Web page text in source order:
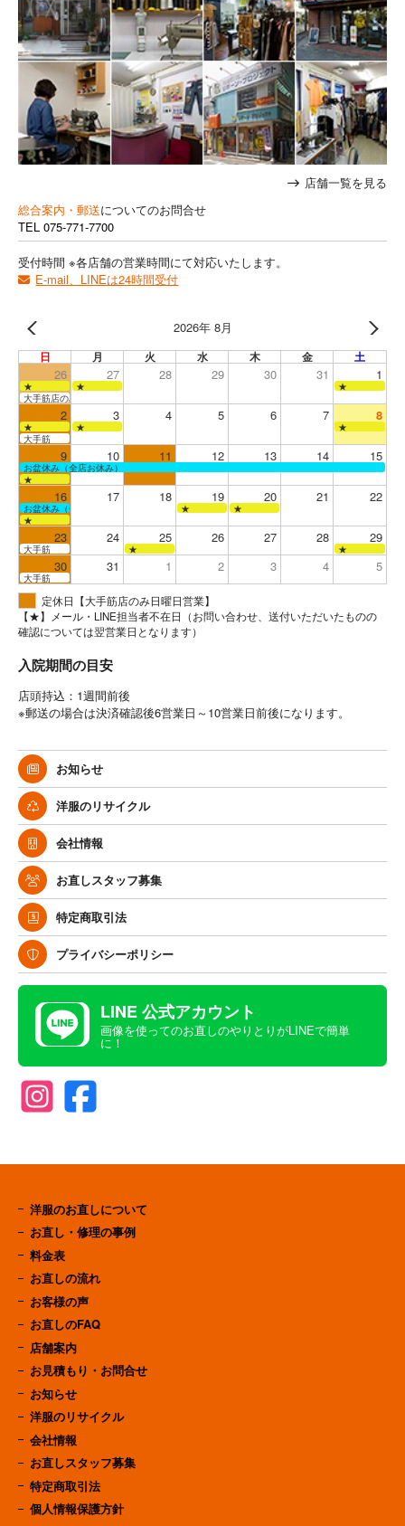
店舗一覧を見る
総合案内・郵送についてのお問合せ
TEL 075-771-7700
受付時間 ※各店舗の営業時間にて対応いたします。
E-mail、LINEは24時間受付
2026年 8月
日 月 火 水 木 金 土
26 27 28 29 30 31 1
★ ★
★
大手筋店のみ営業
2 3 4 5 6 7 8
★ ★
★
大手筋
9 10 11 12 13 14 15
お盆休み（全店お休み）
★
16 17 18 19 20 21 22
お盆休み（全店お休み） ★
★
★
23 24 25 26 27 28 29
大手筋 ★ ★
30 31 1 2 3 4 5
大手筋
定休日【大手筋店のみ日曜日営業】
【★】メール・LINE担当者不在日（お問い合わせ、送付いただいたものの
確認については翌営業日となります）
入院期間の目安
店頭持込：1週間前後
※郵送の場合は決済確認後6営業日～10営業日前後になります。
お知らせ
洋服のリサイクル
会社情報
お直しスタッフ募集
特定商取引法
プライバシーポリシー
LINE 公式アカウント
画像を使ってのお直しのやりとりがLINEで簡単
に！
洋服のお直しについて
お直し・修理の事例
料金表
お直しの流れ
お客様の声
お直しのFAQ
店舗案内
お見積もり・お問合せ
お知らせ
洋服のリサイクル
会社情報
お直しスタッフ募集
特定商取引法
個人情報保護方針